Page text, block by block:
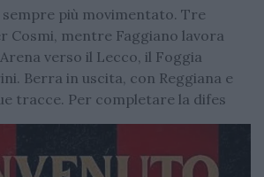
più movimentato. Tre
mentre Faggiano lavora
verso il Lecco, il Foggia
Berra in uscita, con Reggiana e
tracce. Per completare la difes